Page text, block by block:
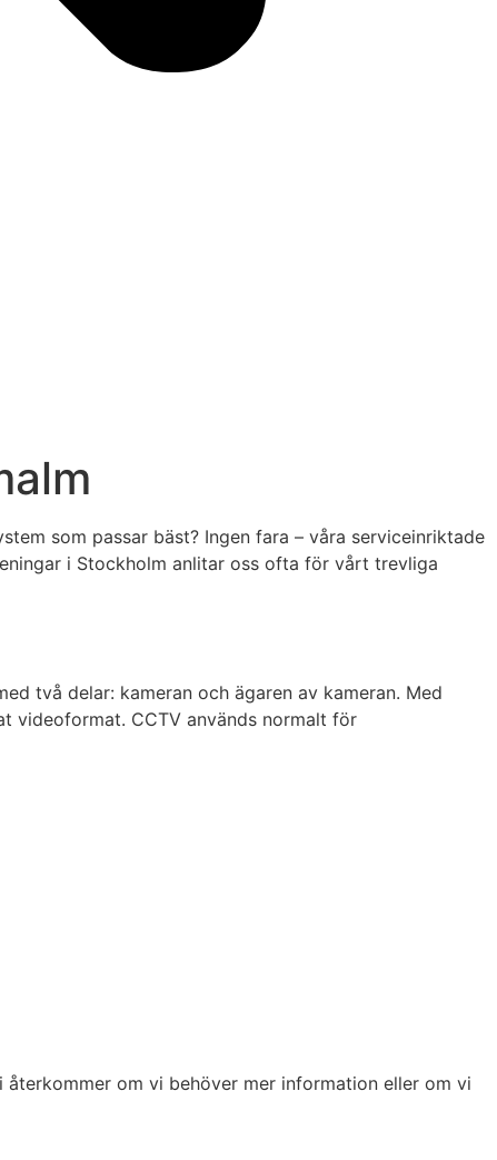
som passar bäst? Ingen fara – våra serviceinriktade
i Stockholm anlitar oss ofta för vårt trevliga
två delar: kameran och ägaren av kameran. Med
videoformat. CCTV används normalt för
om vi behöver mer information eller om vi